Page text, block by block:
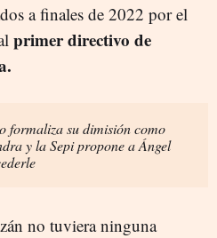
a finales de 2022 por el
primer directivo de
formaliza su dimisión como
y la Sepi propone a Ángel
no tuviera ninguna